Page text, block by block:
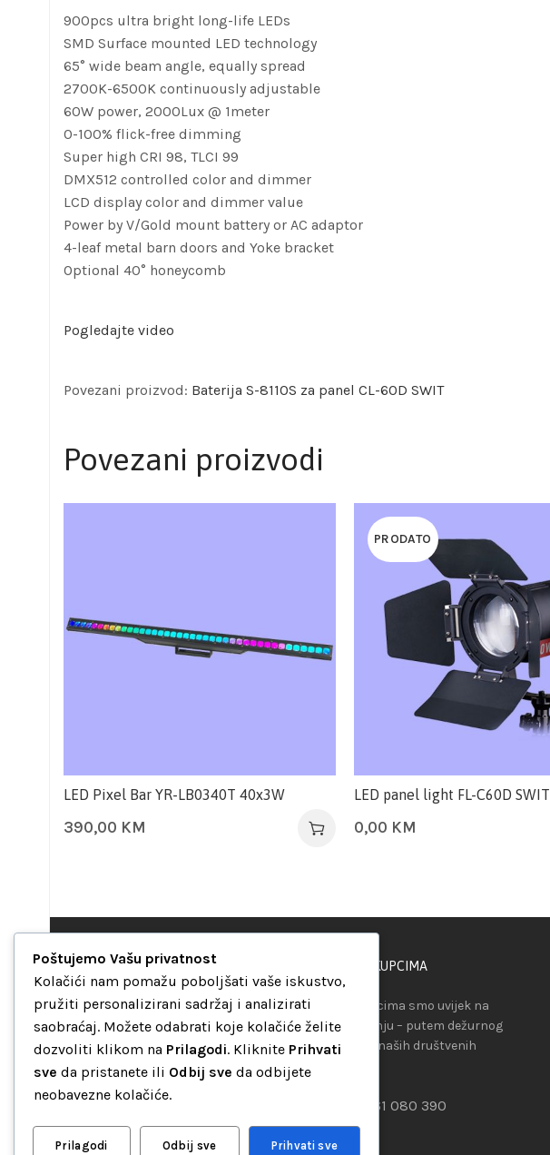
900pcs ultra bright long-life LEDs
SMD Surface mounted LED technology
65° wide beam angle, equally spread
2700K-6500K continuously adjustable
60W power, 2000Lux @ 1meter
0-100% flick-free dimming
Super high CRI 98, TLCI 99
DMX512 controlled color and dimmer
LCD display color and dimmer value
Power by V/Gold mount battery or AC adaptor
4-leaf metal barn doors and Yoke bracket
Optional 40° honeycomb
Pogledajte video
Povezani proizvod: Baterija S-8110S za panel CL-60D SWIT
Povezani proizvodi
LED Pixel Bar YR-LB0340T 40x3W
390,00 KM
PRODATO
LED panel light FL-C60D SWIT
0,00 KM
“Set Up S” d.o.o.
Maršala Tita b.b.
Avaz Robot centar
75000 Tuzla
Bosna i Hercegovina
+387 35 262 405
PODRŠKA KUPCIMA
Našim kupcima smo uvijek na
raspolaganju – putem dežurnog
telefona ili naših društvenih
+387 61 080 390
Poštujemo Vašu privatnost
Kolačići nam pomažu poboljšati vaše iskustvo,
pružiti personalizirani sadržaj i analizirati
saobraćaj. Možete odabrati koje kolačiće želite
dozvoliti klikom na Prilagodi. Kliknite Prihvati
sve da pristanete ili Odbij sve da odbijete
neobavezne kolačiće.
Prilagodi Odbij sve Prihvati sve